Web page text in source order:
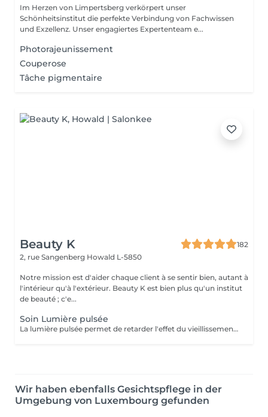
Im Herzen von Limpertsberg verkörpert unser
Schönheitsinstitut die perfekte Verbindung von Fachwissen
und Exzellenz. Unser engagiertes Expertenteam e...
Photorajeunissement
Couperose
Tâche pigmentaire
Beauty K
182
2, rue Sangenberg Howald L-5850
Notre mission est d'aider chaque client à se sentir bien, autant à
l'intérieur qu'à l'extérieur. Beauty K est bien plus qu'un institut
de beauté ; c'e...
Soin Lumière pulsée
La lumière pulsée permet de retarder l'effet du vieillissement cutané. Ce soin photo rajeunissant transforme la lumière en chaleur ce qui stimule la génération de collagène et d'élastines. ATTENTION - Ne pas être sous traitement médicamenteux photo sensibilisant au moment du traitement.
Wir haben ebenfalls Gesichtspflege in der
Umgebung von Luxembourg gefunden